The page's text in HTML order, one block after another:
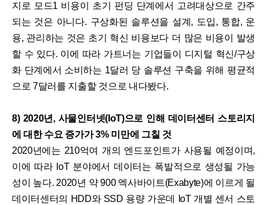
지로 모드1 비용이 초기 펀딩 단계에서 고려대상으로 간주
되는 것은 아니다. 구상화된 솔루션을 설계, 도입, 통합, 운
용, 관리하는 것은 초기 혁신 비용보다 더 많은 비용이 발생
할 수 있다. 이에 따라 가트너는 기업들이 디지털 혁신/구상
화 단계에서 소비하는 1달러 당 솔루션 구축을 위해 평균적
으로 7달러를 지출할 것으로 내다봤다.
8) 2020년, 사물인터넷(IoT)으로 인해 데이터센터 스토리지
에 대한 수요 증가가 3% 미만에 그칠 것
2020년에는 210억여 개의 엔드포인트가 사용될 예정이며,
이에 따라 IoT 분야에서 데이터는 폭발적으로 생성될 가능
성이 높다. 2020년 약 900 엑사바이트(Exabyte)에 이르게 될
데이터센터의 HDD와 SSD 용량 가운데 IoT 개별 센서 스토